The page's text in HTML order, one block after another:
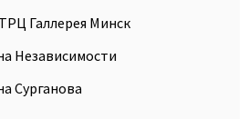
Галлерея Минск
Независимости
Сурганова